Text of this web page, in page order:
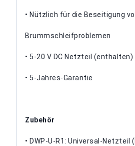
• Nützlich für die Beseitigung
Brummschleifproblemen
• 5-20 V DC Netzteil (enthalten)
• 5-Jahres-Garantie
Zubehör
• DWP-U-R1: Universal-Netzteil